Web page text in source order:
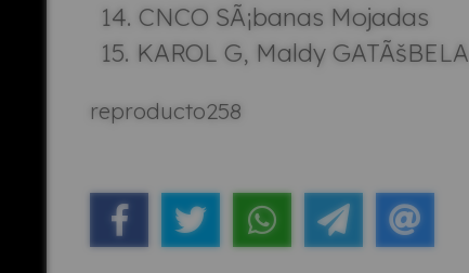
CNCO SÃ¡banas Mojadas
KAROL G, Maldy GATÃšBELA
reproducto258